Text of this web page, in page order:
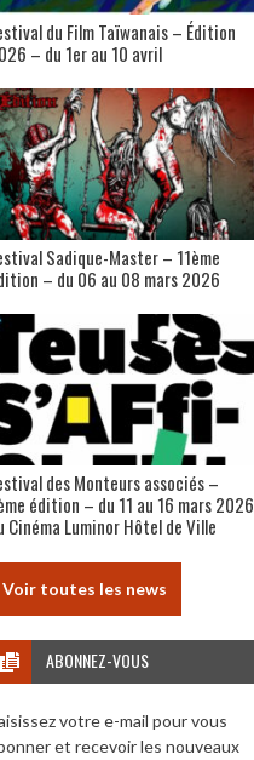
du Film Taïwanais – Édition
– du 1er au 10 avril
Sadique-Master – 11ème
– du 06 au 08 mars 2026
des Monteurs associés –
édition – du 11 au 16 mars 2026
Cinéma Luminor Hôtel de Ville
Voir toutes les news
ABONNEZ-VOUS
votre e-mail pour vous
et recevoir les nouveaux